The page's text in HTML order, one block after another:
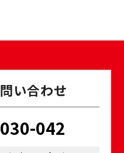
い合わせ
042